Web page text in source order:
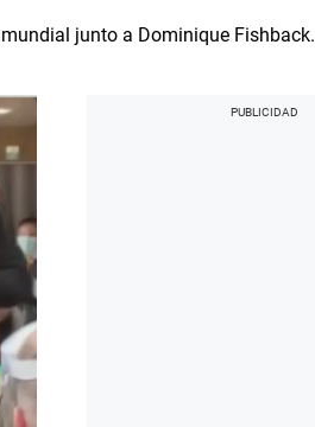
junto a Dominique Fishback.